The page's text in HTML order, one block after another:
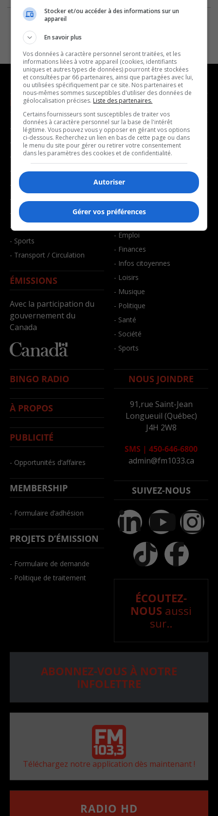
NOUVELLES
- Affaires municipales
- Communauté / Social
- Culture
- Économie
- Éducation
- Environnement
- Faits divers
- Santé et bien-être
- Sports
- Transport / Circulation
ÉMISSIONS
Avec la participation du
gouvernement du
Canada
MUSIQUE
- Décompte franco
- Joué récemment
BALADOS
- Affaires
- Art de vivre
- Bien-être
- Emploi
- Finances
- Infos citoyennes
- Loisirs
- Musique
- Politique
- Santé
- Société
- Sports
BINGO RADIO
À PROPOS
PUBLICITÉ
- Opportunités d’affaires
MEMBERSHIP
- Formulaire d’adhésion
PROJETS D’ÉMISSION
- Formulaire de demande
- Politique de traitement
NOUS JOINDRE
91,rue Saint-Jean
Longueuil (Québec)
J4H 2W8
SMS | 450-646-6800
admin@fm1033.ca
SUIVEZ-NOUS
ÉCOUTEZ-
NOUS aussi
sur..
ABONNEZ-VOUS À NOTRE
INFOLETTRE
Téléchargez notre application dès maintenant !
RADIO HD
Stocker et/ou accéder à des informations sur un
appareil
En savoir plus
Vos données à caractère personnel seront traitées, et les
informations liées à votre appareil (cookies, identifiants
uniques et autres types de données) pourront être stockées
et consultées par 66 partenaires, ainsi que partagées avec lui,
ou utilisées spécifiquement par ce site. Nos partenaires et
nous-mêmes sommes susceptibles d'utiliser des données de
géolocalisation précises. Liste des partenaires.
Certains fournisseurs sont susceptibles de traiter vos
données à caractère personnel sur la base de l'intérêt
légitime. Vous pouvez vous y opposer en gérant vos options
ci-dessous. Recherchez un lien en bas de cette page ou dans
le menu du site pour gérer ou retirer votre consentement
dans les paramètres des cookies et de confidentialité.
Autoriser
Gérer vos préférences